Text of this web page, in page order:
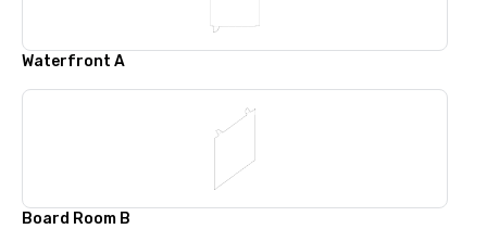
Waterfront A
Board Room B